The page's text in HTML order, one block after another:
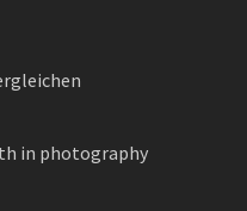
in photography